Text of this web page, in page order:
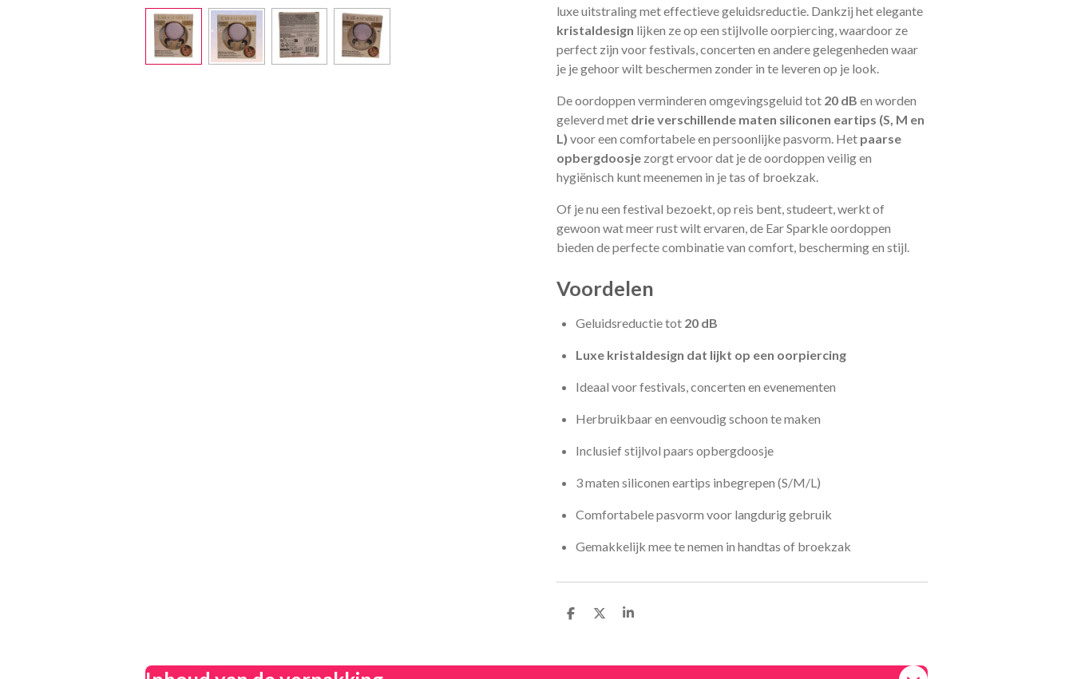
luxe uitstraling met effectieve geluidsreductie. Dankzij het elegante
kristaldesign lijken ze op een stijlvolle oorpiercing, waardoor ze
perfect zijn voor festivals, concerten en andere gelegenheden waar
je je gehoor wilt beschermen zonder in te leveren op je look.
De oordoppen verminderen omgevingsgeluid tot 20 dB en worden
geleverd met drie verschillende maten siliconen eartips (S, M en
L) voor een comfortabele en persoonlijke pasvorm. Het paarse
opbergdoosje zorgt ervoor dat je de oordoppen veilig en
hygiënisch kunt meenemen in je tas of broekzak.
Of je nu een festival bezoekt, op reis bent, studeert, werkt of
gewoon wat meer rust wilt ervaren, de Ear Sparkle oordoppen
bieden de perfecte combinatie van comfort, bescherming en stijl.
Voordelen
Geluidsreductie tot 20 dB
Luxe kristaldesign dat lijkt op een oorpiercing
Ideaal voor festivals, concerten en evenementen
Herbruikbaar en eenvoudig schoon te maken
Inclusief stijlvol paars opbergdoosje
3 maten siliconen eartips inbegrepen (S/M/L)
Comfortabele pasvorm voor langdurig gebruik
Gemakkelijk mee te nemen in handtas of broekzak
D
n
D
S
e